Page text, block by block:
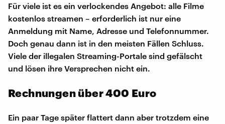
Für viele ist es ein verlockendes Angebot: alle Filme
kostenlos streamen – erforderlich ist nur eine
Anmeldung mit Name, Adresse und Telefonnummer.
Doch genau dann ist in den meisten Fällen Schluss.
Viele der illegalen Streaming-Portale sind gefälscht
und lösen ihre Versprechen nicht ein.
Rechnungen über 400 Euro
Ein paar Tage später flattert dann aber trotzdem eine